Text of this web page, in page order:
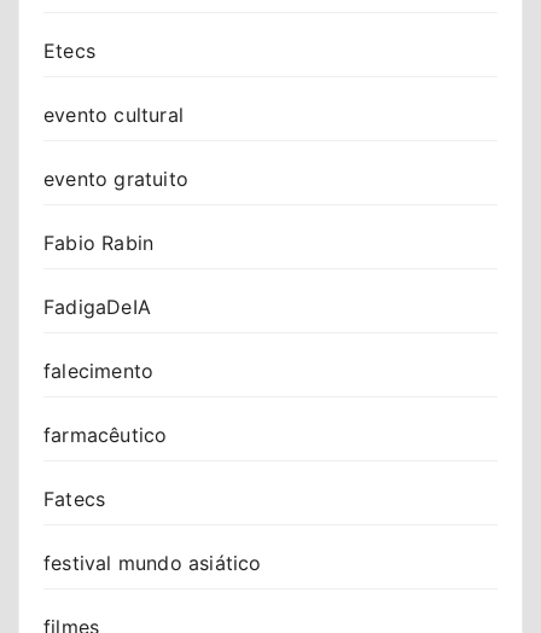
Etecs
evento cultural
evento gratuito
Fabio Rabin
FadigaDeIA
falecimento
farmacêutico
Fatecs
festival mundo asiático
filmes